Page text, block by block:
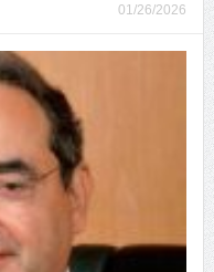
01/26/2026